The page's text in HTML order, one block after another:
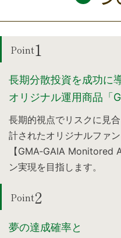
Point1
長期分散投資を成功に
オリジナル運用商品「
長期的視点でリスクに見
計されたオリジナルファ
【GMA‐GAIA Monitored
ン実現を目指します。
Point2
夢の達成確率と